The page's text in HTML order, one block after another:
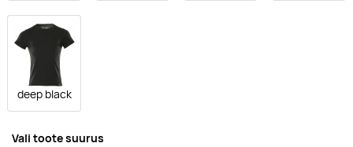
deep black
Vali toote suurus